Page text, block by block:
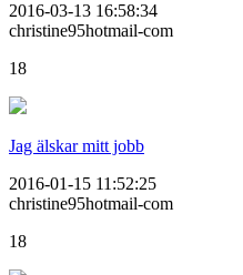
2016-03-13 16:58:34
christine95hotmail-com
18
Jag älskar mitt jobb
2016-01-15 11:52:25
christine95hotmail-com
18